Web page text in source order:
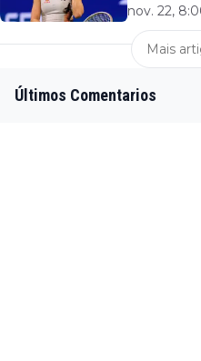
nov. 22,
Mais
Últimos Comentarios